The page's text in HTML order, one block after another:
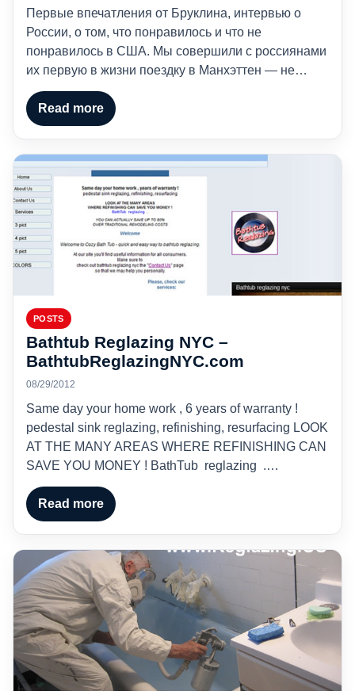
Первые впечатления от Бруклина, интервью о
России, о том, что понравилось и что не
понравилось в США. Мы совершили с россиянами
их первую в жизни поездку в Манхэттен — не…
Read more
POSTS
Bathtub Reglazing NYC –
BathtubReglazingNYC.com
08/29/2012
Same day your home work , 6 years of warranty !
pedestal sink reglazing, refinishing, resurfacing LOOK
AT THE MANY AREAS WHERE REFINISHING CAN
SAVE YOU MONEY ! BathTub reglazing .…
Read more